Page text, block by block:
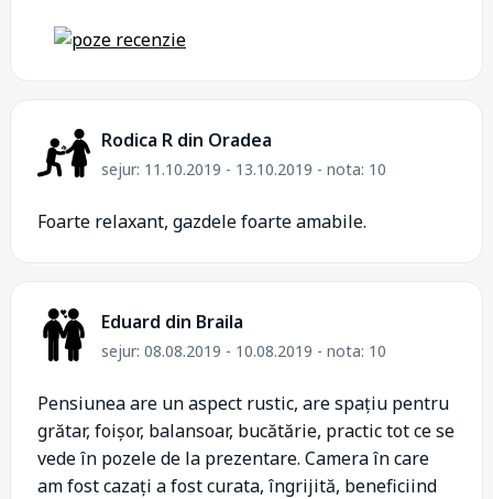
Rodica R din Oradea
sejur: 11.10.2019 - 13.10.2019 - nota: 10
Foarte relaxant, gazdele foarte amabile.
Eduard din Braila
sejur: 08.08.2019 - 10.08.2019 - nota: 10
Pensiunea are un aspect rustic, are spațiu pentru
grătar, foișor, balansoar, bucătărie, practic tot ce se
vede în pozele de la prezentare. Camera în care
am fost cazați a fost curata, îngrijită, beneficiind